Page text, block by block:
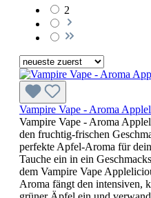
2
Vampire Vape - Aroma
Vampire Vape - Aroma
den fruchtig-frischen
perfekte Apfel-Aroma für
Tauche ein in ein
dem Vampire Vape
Aroma fängt den intensiven,